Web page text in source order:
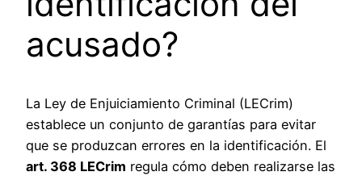
acusado?
La Ley de Enjuiciamiento Criminal (LECrim)
establece un conjunto de garantías para evitar
que se produzcan errores en la identificación. El
art. 368 LECrim regula cómo deben realizarse las